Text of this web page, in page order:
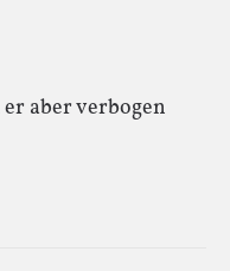
aber verbogen